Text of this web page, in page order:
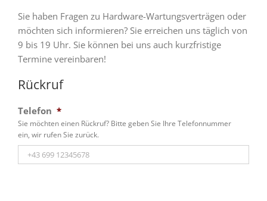
Sie haben Fragen zu Hardware-Wartungsverträgen oder
möchten sich informieren? Sie erreichen uns täglich von
9 bis 19 Uhr. Sie können bei uns auch kurzfristige
Termine vereinbaren!
Rückruf
Telefon *
Sie möchten einen Rückruf? Bitte geben Sie Ihre Telefonnummer
ein, wir rufen Sie zurück.